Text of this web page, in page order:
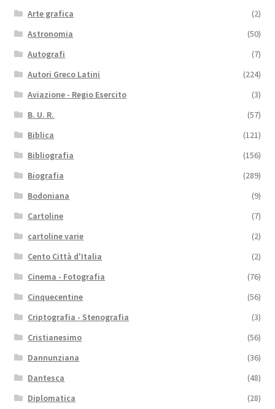
Arte grafica
(2)
Astronomia
(50)
Autografi
(7)
Autori Greco Latini
(224)
Aviazione - Regio Esercito
(3)
B. U. R.
(57)
Biblica
(121)
Bibliografia
(156)
Biografia
(289)
Bodoniana
(9)
Cartoline
(7)
cartoline varie
(2)
Cento Città d'Italia
(2)
Cinema - Fotografia
(76)
Cinquecentine
(56)
Criptografia - Stenografia
(3)
Cristianesimo
(56)
Dannunziana
(36)
Dantesca
(48)
Diplomatica
(28)